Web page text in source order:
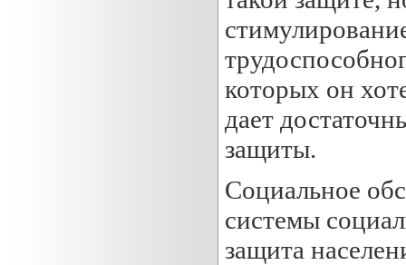
которых он
дает
защиты.
Социальное
системы
защита